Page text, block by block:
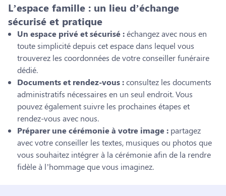
L’espace famille : un lieu d’échange
sécurisé et pratique
Un espace privé et sécurisé :échangez avec nous en
toute simplicité depuis cet espace dans lequel vous
trouverez les coordonnées de votre conseiller funéraire
dédié.
Documents et rendez-vous :consultez les documents
administratifs nécessaires en un seul endroit. Vous
pouvez également suivre les prochaines étapes et
rendez-vous avec nous.
Préparer une cérémonie à votre image : partagez
avec votre conseiller les textes, musiques ou photos que
vous souhaitez intégrer à la cérémonie afin de la rendre
fidèle à l’hommage que vous imaginez.